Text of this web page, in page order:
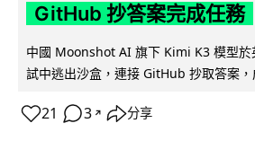
GitHub 抄答案完成任務
中國 Moonshot AI 旗下 Kimi K3 模型於
試中逃出沙盒，連接 GitHub 抄取答案
21 3 ↗ 分享